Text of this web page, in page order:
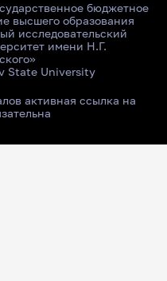
бюджетное
высшего образования
исследовательский
имени Н.Г.
State University
активная ссылка на